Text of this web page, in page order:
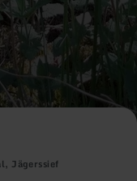
Jägerssief